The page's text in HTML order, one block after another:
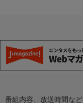
番組内容、放送時間な